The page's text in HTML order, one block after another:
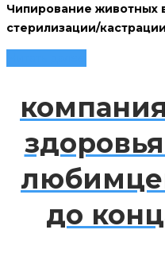
Чипирование животных
стерилизации/
до